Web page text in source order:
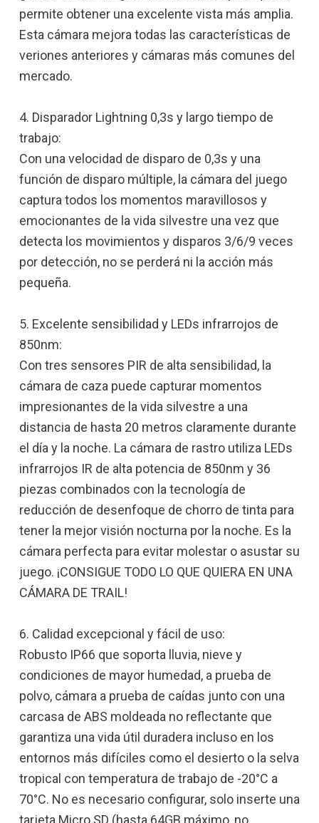
permite obtener una excelente vista más amplia.
Esta cámara mejora todas las características de
veriones anteriores y cámaras más comunes del
mercado.
4. Disparador Lightning 0,3s y largo tiempo de
trabajo:
Con una velocidad de disparo de 0,3s y una
función de disparo múltiple, la cámara del juego
captura todos los momentos maravillosos y
emocionantes de la vida silvestre una vez que
detecta los movimientos y disparos 3/6/9 veces
por detección, no se perderá ni la acción más
pequeña.
5. Excelente sensibilidad y LEDs infrarrojos de
850nm:
Con tres sensores PIR de alta sensibilidad, la
cámara de caza puede capturar momentos
impresionantes de la vida silvestre a una
distancia de hasta 20 metros claramente durante
el día y la noche. La cámara de rastro utiliza LEDs
infrarrojos IR de alta potencia de 850nm y 36
piezas combinados con la tecnología de
reducción de desenfoque de chorro de tinta para
tener la mejor visión nocturna por la noche. Es la
cámara perfecta para evitar molestar o asustar su
juego. ¡CONSIGUE TODO LO QUE QUIERA EN UNA
CÁMARA DE TRAIL!
6. Calidad excepcional y fácil de uso:
Robusto IP66 que soporta lluvia, nieve y
condiciones de mayor humedad, a prueba de
polvo, cámara a prueba de caídas junto con una
carcasa de ABS moldeada no reflectante que
garantiza una vida útil duradera incluso en los
entornos más difíciles como el desierto o la selva
tropical con temperatura de trabajo de -20°C a
70°C. No es necesario configurar, solo inserte una
tarjeta Micro SD (hasta 64GB máximo, no